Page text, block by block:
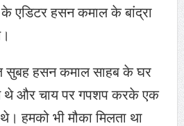
के एडिटर हसन कमाल के बांद्रा
सुबह हसन कमाल साहब के घर
थे और चाय पर गपशप करके एक
हमको भी मौका मिलता था